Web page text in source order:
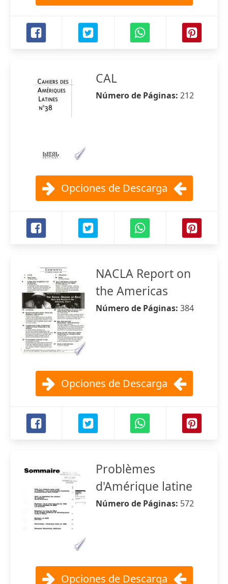
CAL
Número de Páginas: 212
Opciones de Descarga
NACLA Report on
the Americas
Número de Páginas: 384
Opciones de Descarga
Problèmes
d'Amérique latine
Número de Páginas: 572
Opciones de Descarga